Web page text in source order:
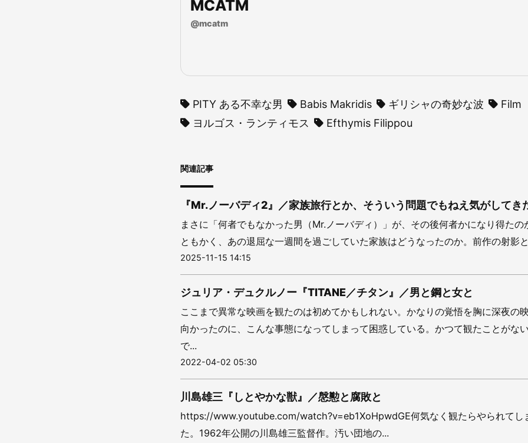
MCATM
@mcatm
PITY ある不幸な男 Babis Makridis ギリシャの奇妙な波
Film
ヨルゴス・ランティモス
Efthymis Filippou
関連記事
『Mr.ノーバディ2』／家族旅行とか、そういう問題でもねえ気がしてき
まさに「何者でもなかった男（Mr.ノーバディ）」が、その後何者かになり得たの
ともかく、あの退屈な一週間を過ごしていた家族はどうなったのか。前作の射影
2025-11-15 14:15
ジュリア・デュクルノー『TITANE／チタン』／男と鋼と女と
ここまで異常な映画を観たのは初めてかもしれない。かなりの覚悟を胸に深夜の
向かったのに、こんな事態になってしまって困惑している。かつて観たことがな
で...
2022-04-02 05:30
川島雄三『しとやかな獣』／慇懃と腐敗と
https://www.youtube.com/watch?v=eb1XoHpwdGE何気なく観たらやられてし
た。1962年公開の川島雄三監督作。汚い団地の...